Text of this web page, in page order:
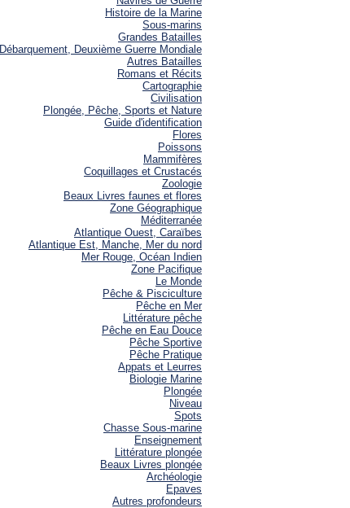
Histoire de la Marine
Sous-marins
Grandes Batailles
Débarquement, Deuxième Guerre Mondiale
Autres Batailles
Romans et Récits
Cartographie
Civilisation
Plongée, Pêche, Sports et Nature
Guide d'identification
Flores
Poissons
Mammifères
Coquillages et Crustacés
Zoologie
Beaux Livres faunes et flores
Zone Géographique
Méditerranée
Atlantique Ouest, Caraïbes
Atlantique Est, Manche, Mer du nord
Mer Rouge, Océan Indien
Zone Pacifique
Le Monde
Pêche & Pisciculture
Pêche en Mer
Littérature pêche
Pêche en Eau Douce
Pêche Sportive
Pêche Pratique
Appats et Leurres
Biologie Marine
Plongée
Niveau
Spots
Chasse Sous-marine
Enseignement
Littérature plongée
Beaux Livres plongée
Archéologie
Epaves
Autres profondeurs